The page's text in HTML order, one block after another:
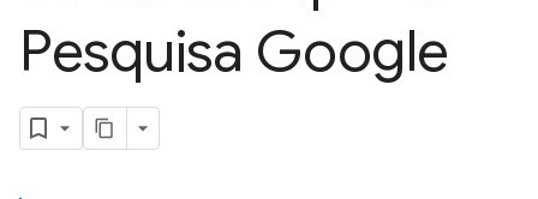
Pesquisa Google